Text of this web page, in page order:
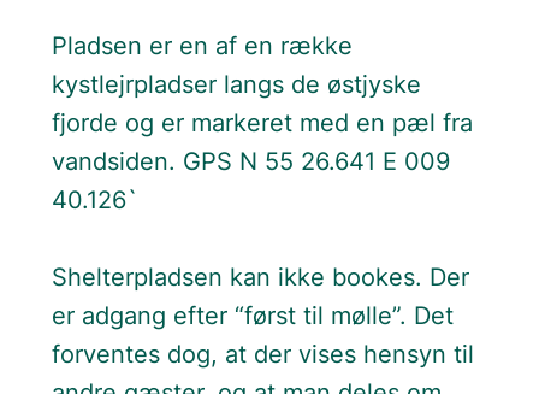
Pladsen er en af en række
kystlejrpladser langs de østjyske
fjorde og er markeret med en pæl fra
vandsiden. GPS N 55 26.641 E 009
40.126`
Shelterpladsen kan ikke bookes. Der
er adgang efter “først til mølle”. Det
forventes dog, at der vises hensyn til